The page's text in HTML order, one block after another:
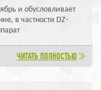
и обусловливает
в частности DZ-
ЧИТАТЬ ПОЛНОСТЬЮ